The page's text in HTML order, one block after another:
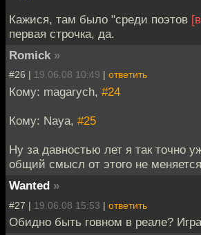
Кажися, там было "среди поэтов
первая строчка, да.
Romick »
#26 | 19.06.08 10:49 | ответить
Кому: magarych, #24
Кому: Naya, #25
Ну за давностью лет я так точно
общий смысл от этого не
Wanted »
#27 | 19.06.08 15:53 | ответить
Обидно быть говном в реале?